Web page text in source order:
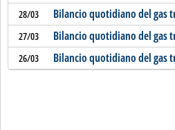
28/03 Bilancio quotidiano del gas
27/03 Bilancio quotidiano del gas
26/03 Bilancio quotidiano del gas